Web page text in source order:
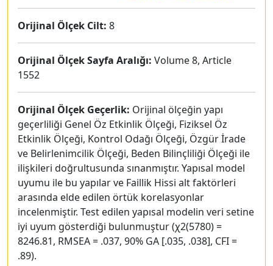
Orijinal Ölçek Cilt: 8
Orijinal Ölçek Sayfa Aralığı: Volume 8, Article
1552
Orijinal Ölçek Geçerlik: Orijinal ölçeğin yapı
geçerliliği Genel Öz Etkinlik Ölçeği, Fiziksel Öz
Etkinlik Ölçeği, Kontrol Odağı Ölçeği, Özgür İrade
ve Belirlenimcilik Ölçeği, Beden Bilinçliliği Ölçeği ile
ilişkileri doğrultusunda sınanmıştır. Yapısal model
uyumu ile bu yapılar ve Faillik Hissi alt faktörleri
arasında elde edilen örtük korelasyonlar
incelenmiştir. Test edilen yapısal modelin veri setine
iyi uyum gösterdiği bulunmuştur (χ2(5780) =
8246.81, RMSEA = .037, 90% GA [.035, .038], CFI =
.89).